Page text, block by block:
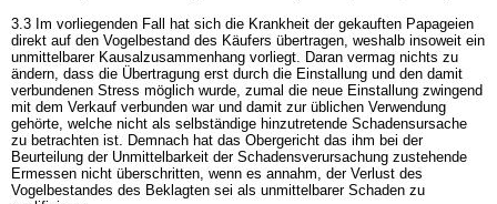
3.3 Im vorliegenden Fall hat sich die Krankheit der gekauften Papageien
direkt auf den Vogelbestand des Käufers übertragen, weshalb insoweit ein
unmittelbarer Kausalzusammenhang vorliegt. Daran vermag nichts zu
ändern, dass die Übertragung erst durch die Einstallung und den damit
verbundenen Stress möglich wurde, zumal die neue Einstallung zwingend
mit dem Verkauf verbunden war und damit zur üblichen Verwendung
gehörte, welche nicht als selbständige hinzutretende Schadensursache
zu betrachten ist. Demnach hat das Obergericht das ihm bei der
Beurteilung der Unmittelbarkeit der Schadensverursachung zustehende
Ermessen nicht überschritten, wenn es annahm, der Verlust des
Vogelbestandes des Beklagten sei als unmittelbarer Schaden zu